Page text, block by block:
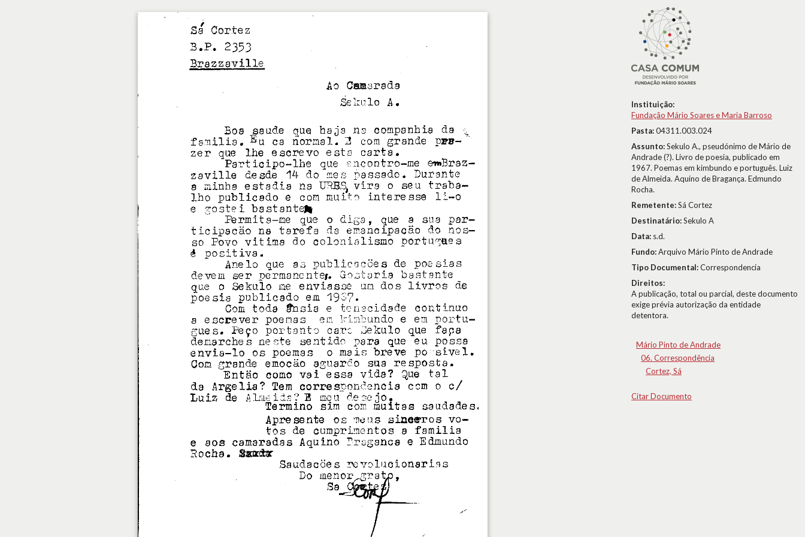
Instituição:
Fundação Mário Soares e Maria Barroso
Pasta:04311.003.024
Assunto:Sekulo A., pseudónimo de Mário de
Andrade (?). Livro de poesia, publicado em
1967. Poemas em kimbundo e português. Luiz
de Almeida. Aquino de Bragança. Edmundo
Rocha.
Remetente:Sá Cortez
Destinatário:Sekulo A
Data: s.d.
Fundo:Arquivo Mário Pinto de Andrade
Tipo Documental:Correspondencia
Direitos:
A publicação, total ou parcial, deste documento
exige prévia autorização da entidade
detentora.
Mário Pinto de Andrade
06. Correspondência
Cortez, Sá
Citar Documento